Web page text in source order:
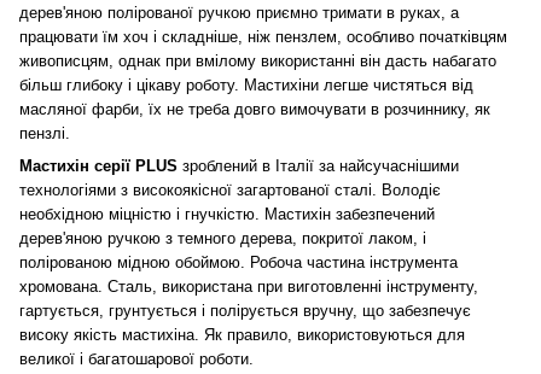
дерев'яною полірованої ручкою приємно тримати в руках, а
працювати їм хоч і складніше, ніж пензлем, особливо початківцям
живописцям, однак при вмілому використанні він дасть набагато
більш глибоку і цікаву роботу. Мастихіни легше чистяться від
масляної фарби, їх не треба довго вимочувати в розчиннику, як
пензлі.
Мастихін серії PLUS зроблений в Італії за найсучаснішими
технологіями з високоякісної загартованої сталі. Володіє
необхідною міцністю і гнучкістю. Мастихін забезпечений
дерев'яною ручкою з темного дерева, покритої лаком, і
полірованою мідною обоймою. Робоча частина інструмента
хромована. Сталь, використана при виготовленні інструменту,
гартується, грунтується і полірується вручну, що забезпечує
високу якість мастихіна. Як правило, використовуються для
великої і багатошарової роботи.